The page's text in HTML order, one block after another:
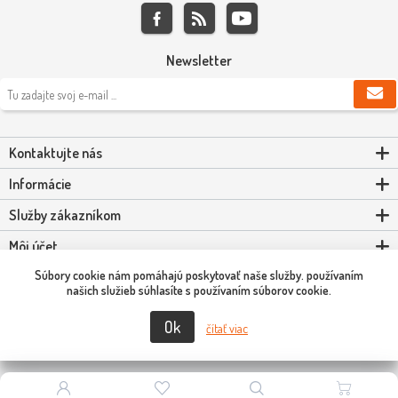
Newsletter
Kontaktujte nás
Informácie
Služby zákazníkom
Môj účet
Powered bynopCommerce
Copyright © 2026 Scooter-Tuning SK. Všetky práva vyhradené.
Súbory cookie nám pomáhajú poskytovať naše služby. používaním
našich služieb súhlasíte s používaním súborov cookie.
Ok čítať viac